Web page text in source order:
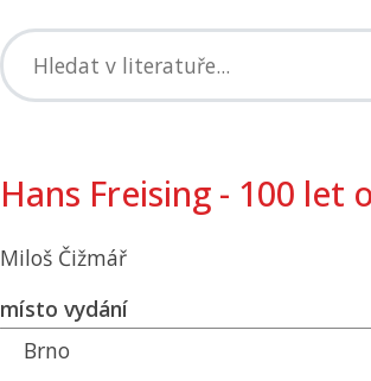
Hans Freising - 100 let
Miloš Čižmář
místo vydání
Brno